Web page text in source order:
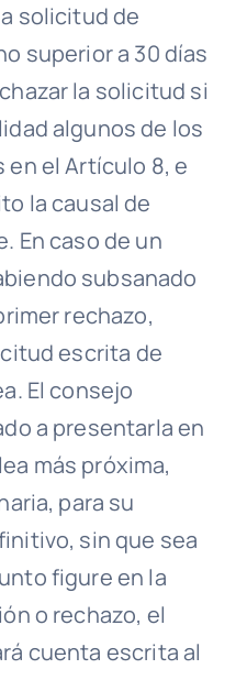
solicitud de
superior a 30días
la solicitud si
algunos de los
el Artículo 8, e
la causal de
En caso de un
subsanado
rechazo,
escrita de
. Elconsejo
a presentarla en
más próxima,
para su
sin que sea
figure en la
o rechazo, el
cuenta escrita al